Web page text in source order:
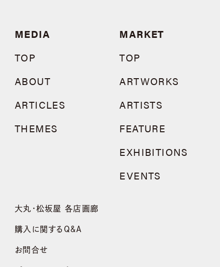
MEDIA
TOP
ABOUT
ARTICLES
THEMES
MARKET
TOP
ARTWORKS
ARTISTS
FEATURE
EXHIBITIONS
EVENTS
大丸・松坂屋 各店画廊
購入に関するQ&A
お問合せ